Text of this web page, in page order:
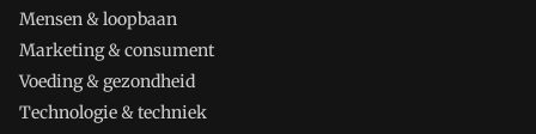
Mensen & loopbaan
Marketing & consument
Voeding & gezondheid
Technologie & techniek